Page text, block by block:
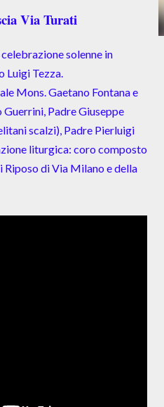
Via Turati
solenne in
Luigi Tezza.
Mons. Gaetano Fontana e
Padre Giuseppe
scalzi), Padre Pierluigi
liturgica: coro composto
Riposo di Via Milano e della